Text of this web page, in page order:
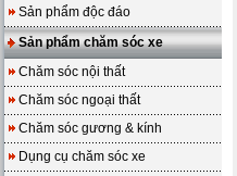
Sản phẩm độc đáo
Sản phẩm chăm sóc xe
Chăm sóc nội thất
Chăm sóc ngoại thất
Chăm sóc gương & kính
Dụng cụ chăm sóc xe